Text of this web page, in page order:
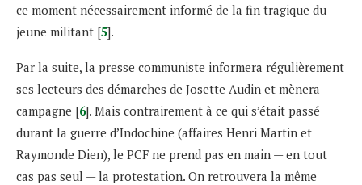
ce moment nécessairement informé de la fin tragique du
jeune militant [5].
Par la suite, la presse communiste informera régulièrement
ses lecteurs des démarches de Josette Audin et mènera
campagne [6]. Mais contrairement à ce qui s’était passé
durant la guerre d’Indochine (affaires Henri Martin et
Raymonde Dien), le PCF ne prend pas en main — en tout
cas pas seul — la protestation. On retrouvera la même